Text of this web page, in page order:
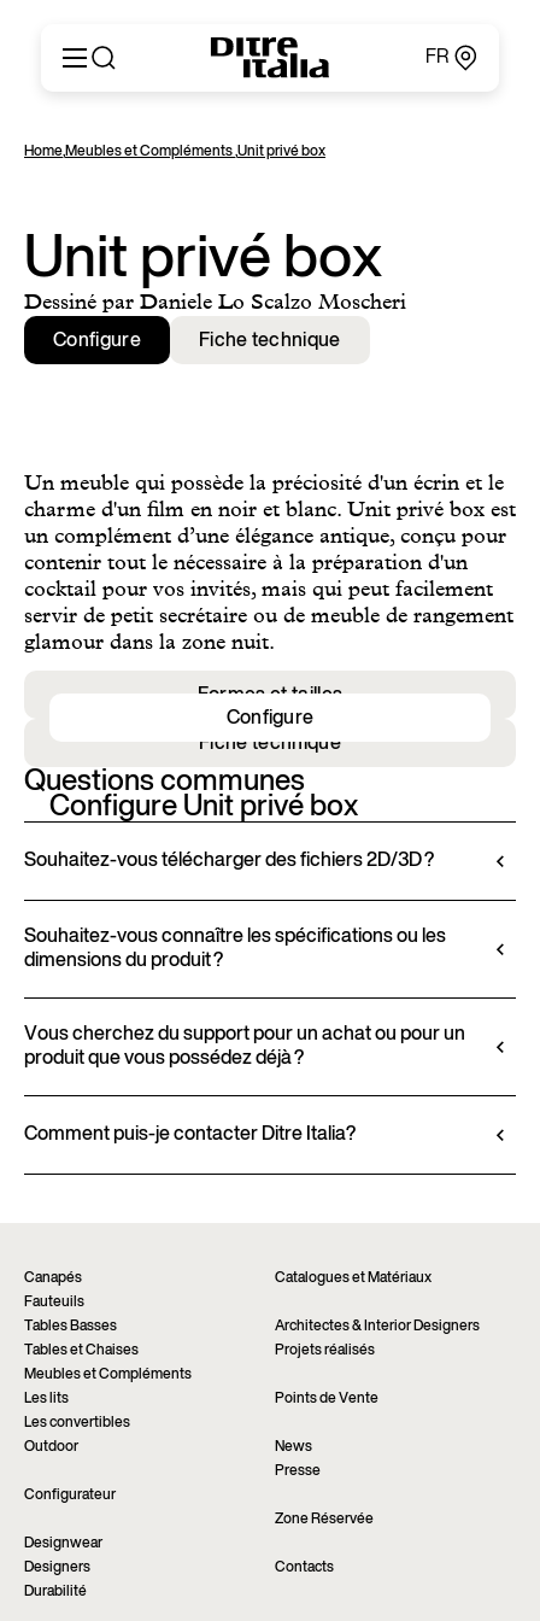
FR
Produits
Catalogues et Matériaux
Ditre for Professionals
Points de Vente
News & Press
Zone Réservée
English
Español
Русский
简体中文
Home,Meubles et Compléments,Unit privé box
Unit privé box
Dessiné par Daniele Lo Scalzo Moscheri
Configure Fiche technique
Un meuble qui possède la préciosité d'un écrin et le
charme d'un film en noir et blanc. Unit privé box est
un complément d’une élégance antique, conçu pour
contenir tout le nécessaire à la préparation d'un
cocktail pour vos invités, mais qui peut facilement
servir de petit secrétaire ou de meuble de rangement
glamour dans la zone nuit.
Formes et tailles
Fiche technique
Configure Unit privé box
Configure
Questions communes
Souhaitez-vous télécharger des fichiers 2D/3D ?
personnaliser ses produits via le Configurateur 3D.
Cet instrument vous permet de visualiser le produit
avec les finitions et revêtements sélectionnés et,
lorsque disponibles, de télécharger les fichiers 2D et
3D pour une intégration fluide dans votre projet.
Souhaitez-vous connaître les spécifications ou les
dimensions du produit ?
caractéristiques des matériaux, les finitions et les
revêtements, sont disponibles dans la fiche technique
du produit.
Voir la fiche technique
Vous cherchez du support pour un achat ou pour un
produit que vous possédez déjà ?
exclusivement auprès des revendeurs agréés, qui
Comment puis-je contacter Ditre Italia?
Demander informations
Canapés
Catalogues et Matériaux
Fauteuils
Tables Basses
Architectes & Interior Designers
Tables et Chaises
Projets réalisés
Meubles et Compléments
Les lits
Points de Vente
Les convertibles
Outdoor
News
Presse
Configurateur
Zone Réservée
Designwear
Designers
Contacts
Durabilité